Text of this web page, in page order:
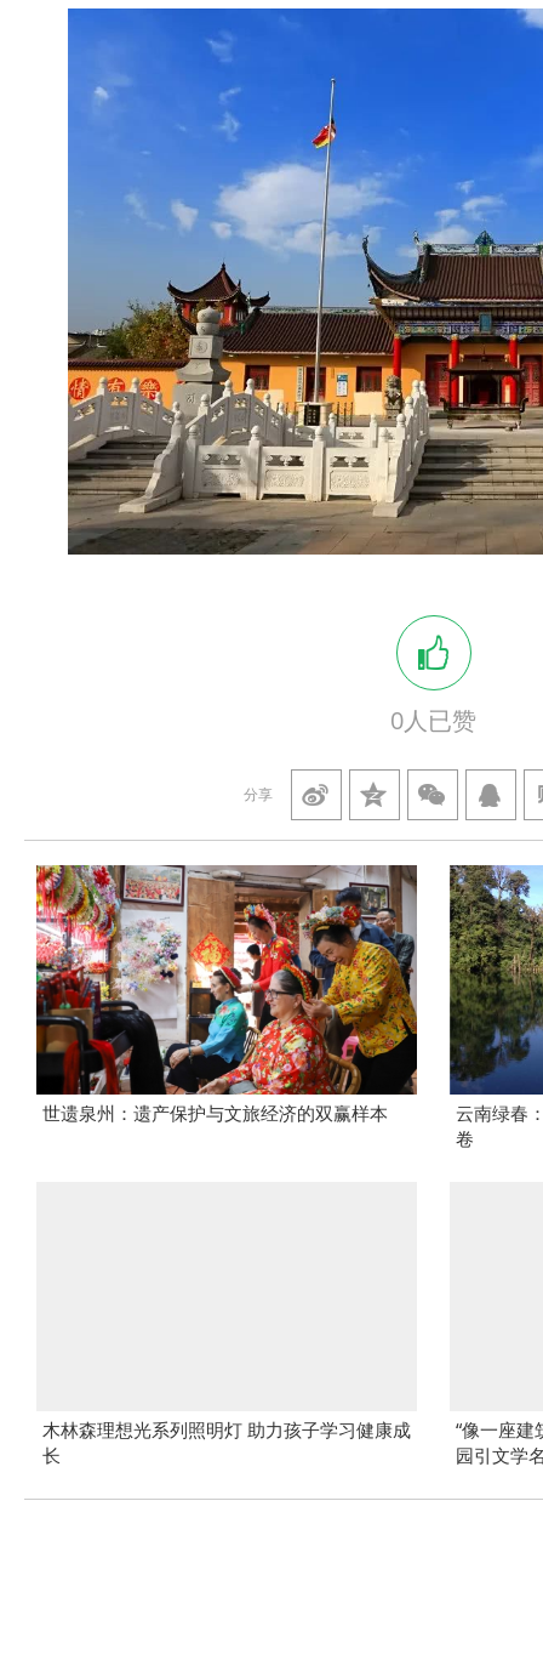
0人已赞
分享
世遗泉州：遗产保护与文旅经济的双赢样本
云南绿春
卷
木林森理想光系列照明灯 助力孩子学习健康成
长
“像一座建
园引文学